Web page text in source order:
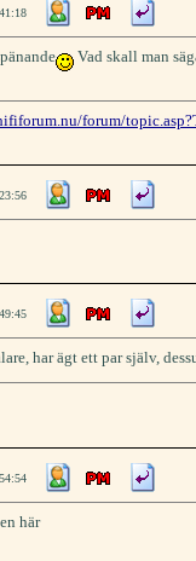
Vad skall man
forum/
har ägt ett par själv,
här